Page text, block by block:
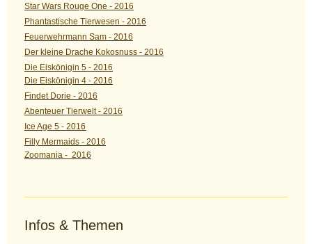
Star Wars Rouge One - 2016
Phantastische Tierwesen - 2016
Feuerwehrmann Sam - 2016
Der kleine Drache Kokosnuss - 2016
Die Eiskönigin 5 - 2016
Die Eiskönigin 4 - 2016
Findet Dorie - 2016
Abenteuer Tierwelt - 2016
Ice Age 5 - 2016
Filly Mermaids - 2016
Zoomania - 2016
Infos & Themen